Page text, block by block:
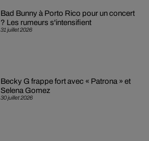
31 juillet 2026
Bad Bunny à Porto Rico pour un concert
? Les rumeurs s'intensifient
30 juillet 2026
Becky G frappe fort avec « Patrona » et
Selena Gomez